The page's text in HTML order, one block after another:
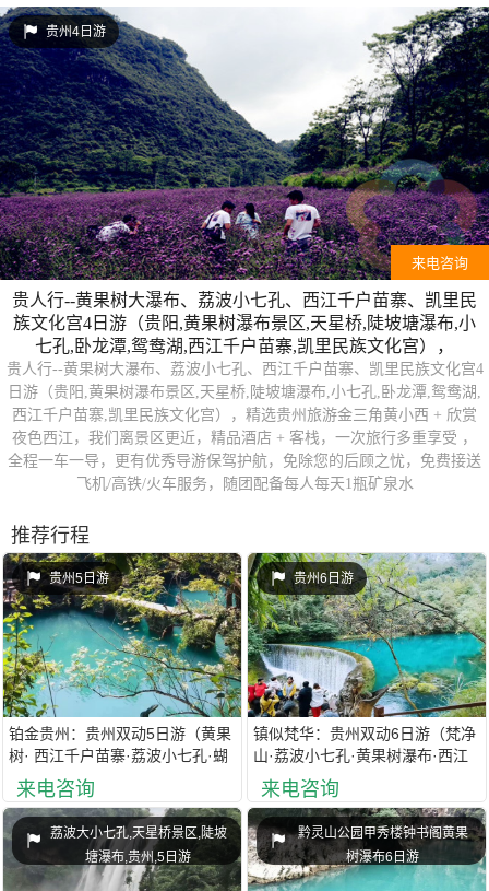
贵州4日游
来电咨询
贵人行--黄果树大瀑布、荔波小七孔、西江千户苗寨、凯里民
族文化宫4日游（贵阳,黄果树瀑布景区,天星桥,陡坡塘瀑布,小
七孔,卧龙潭,鸳鸯湖,西江千户苗寨,凯里民族文化宫），
贵人行--黄果树大瀑布、荔波小七孔、西江千户苗寨、凯里民族文化宫4
日游（贵阳,黄果树瀑布景区,天星桥,陡坡塘瀑布,小七孔,卧龙潭,鸳鸯湖,
西江千户苗寨,凯里民族文化宫），精选贵州旅游金三角黄小西 + 欣赏
夜色西江，我们离景区更近，精品酒店 + 客栈，一次旅行多重享受 ，
全程一车一导，更有优秀导游保驾护航，免除您的后顾之忧，免费接送
飞机/高铁/火车服务，随团配备每人每天1瓶矿泉水
推荐行程
贵州5日游
铂金贵州：贵州双动5日游（黄果
树· 西江千户苗寨·荔波小七孔·蝴
蝶妈妈表演·蚩尤文化非遗博物馆·
多彩贵州城·青岩古镇）
来电咨询
贵州6日游
镇似梵华：贵州双动6日游（梵净
山·荔波小七孔·黄果树瀑布·西江
千户苗寨·蚩尤文化非遗博物馆·镇
远古城·青岩古镇）
来电咨询
荔波大小七孔,天星桥景区,陡坡
塘瀑布,贵州,5日游
黔灵山公园甲秀楼钟书阁黄果
树瀑布6日游